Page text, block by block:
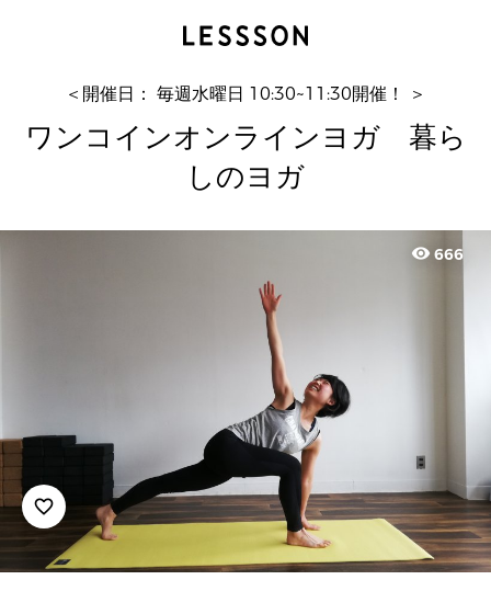
ワンコインオンラインヨガ 暮らしのヨガ
＜開催日： 毎週水曜日 10:30~11:30開催！ ＞
ワンコインオンラインヨガ 暮ら
しのヨガ
visibility 666
favorite_border